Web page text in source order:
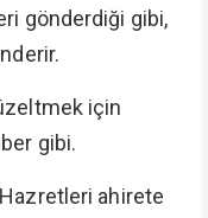
gönderdiği gibi,
için
gibi.
ahirete